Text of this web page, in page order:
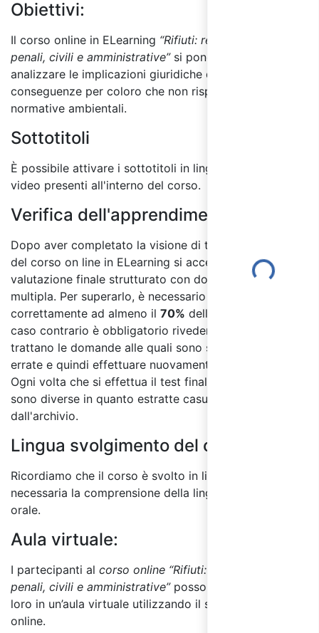
Obiettivi:
Il corso online in ELearning “Rifiuti: responsabilità
penali, civili e amministrative” si pone l’obiettivo di
analizzare le implicazioni giuridiche dei rifiuti e le
conseguenze per coloro che non rispettano le
normative ambientali.
Sottotitoli
È possibile attivare i sottotitoli in lingua italiana per i
video presenti all'interno del corso.
Verifica dell'apprendimento:
Dopo aver completato la visione di tutti i moduli
del corso on line in ELearning si accede al test di
valutazione finale strutturato con domande a risposta
multipla. Per superarlo, è necessario rispondere
correttamente ad almeno il 70% delle domande, in
caso contrario è obbligatorio rivedere i moduli in cui si
trattano le domande alle quali sono state date risposte
errate e quindi effettuare nuovamente il test finale.
Ogni volta che si effettua il test finale le domande
sono diverse in quanto estratte casualmente
dall'archivio.
Lingua svolgimento del corso:
Ricordiamo che il corso è svolto in lingua italiana ed è
necessaria la comprensione della lingua sia scritta che
orale.
Aula virtuale:
I partecipanti al corso online “Rifiuti: responsabilità
penali, civili e amministrative” possono interagire tra di
loro in un’aula virtuale utilizzando il sistema di chat
online.
Loading...